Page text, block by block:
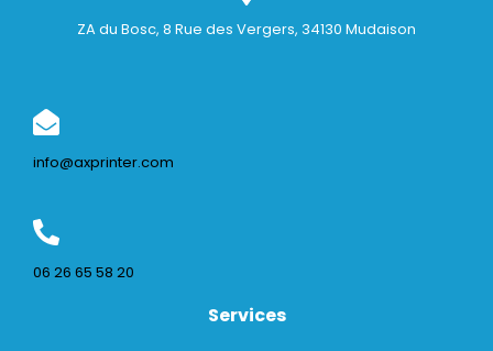
ZA du Bosc, 8 Rue des Vergers, 34130 Mudaison
info@axprinter.com
06 26 65 58 20
Services